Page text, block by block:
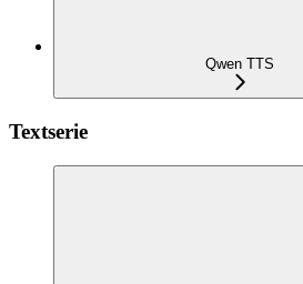
Qwen TTS
Textserie